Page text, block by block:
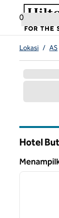
Lompati ke
0
Lokasi / AS
Hotel
1 dari 12